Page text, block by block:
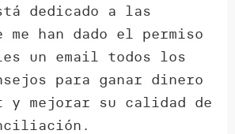
dedicado a las
me han dado el permiso
un email todos los
para ganar dinero
y mejorar su calidad de